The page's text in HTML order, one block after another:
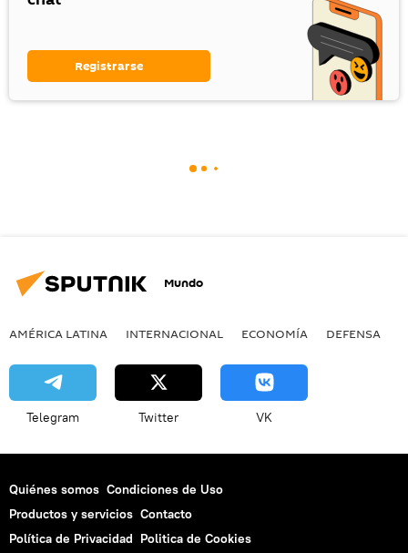
Registrarse
Mundo
AMÉRICA LATINA INTERNACIONAL ECONOMÍA DEFENSA
Telegram Twitter VK
Quiénes somos Condiciones de Uso
Productos y servicios Contacto
Política de Privacidad Politica de Cookies